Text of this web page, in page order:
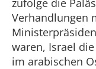
zufolge die
Verhandlungen
waren, Israel
im arabischen